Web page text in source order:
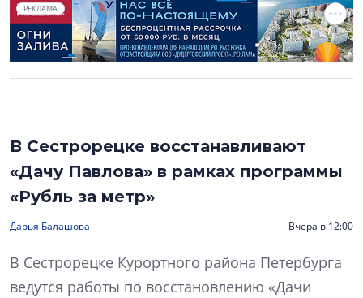
РЕКЛАМА
В Сестрорецке восстанавливают
«Дачу Павлова» в рамках программы
«Рубль за метр»
Дарья Балашова Вчера в 12:00
В Сестрорецке Курортного района Петербурга
ведутся работы по восстановлению «Дачи